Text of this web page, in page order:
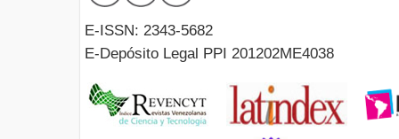
E-ISSN: 2343-5682
E-Depósito Legal PPI 201202ME4038